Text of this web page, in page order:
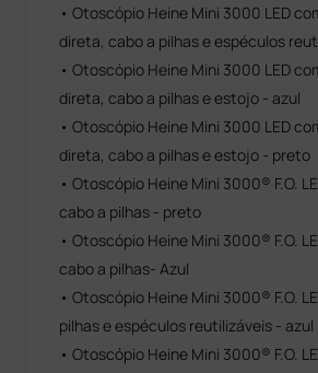
• Otoscópio Heine Mini 3000 LED
direta, cabo a pilhas e espéculos
• Otoscópio Heine Mini 3000 LED
direta, cabo a pilhas e estojo - azul
• Otoscópio Heine Mini 3000 LED
direta, cabo a pilhas e estojo - preto
• Otoscópio Heine Mini 3000® F.O.
cabo a pilhas - preto
• Otoscópio Heine Mini 3000® F.O.
cabo a pilhas- Azul
• Otoscópio Heine Mini 3000® F.O.
pilhas e espéculos reutilizáveis - azul
• Otoscópio Heine Mini 3000® F.O.